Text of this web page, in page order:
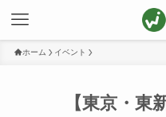
ホーム イベント
【東京・東